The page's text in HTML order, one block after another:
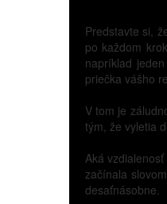
Predstavte si,
po každom
napríklad
priečka vášho
V tom je
tým, že vyletia
Aká
začínala
desaťnásobne.